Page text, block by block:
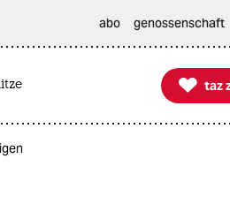
abo genossenschaft

taz zahl
taz